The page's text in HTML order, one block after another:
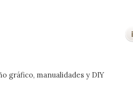
gráfico, manualidades y DIY